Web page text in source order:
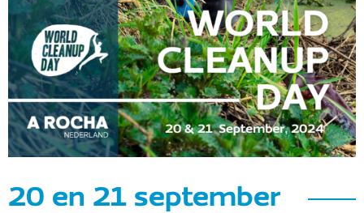
20 en 21 september